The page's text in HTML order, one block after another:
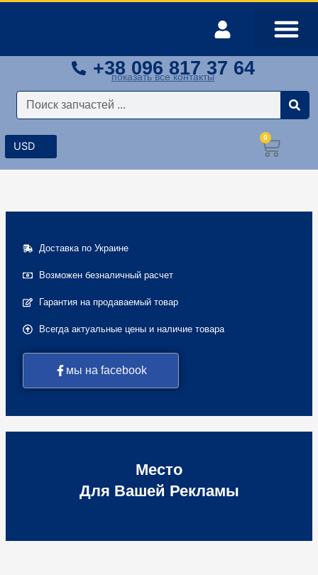
+38 096 817 37 64
показать все контакты
Поиск
0
Доставка по Украине
Возможен безналичный расчет
Гарантия на продаваемый товар
Всегда актуальные цены и наличие товара
мы на facebook
Место
Для Вашей Рекламы